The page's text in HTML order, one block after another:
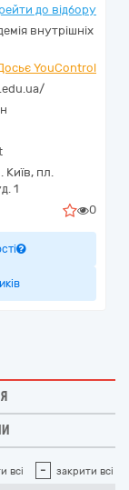
до відбору
внутрішніх
YouControl
Київ, пл.
1
0
всі - закрити всі